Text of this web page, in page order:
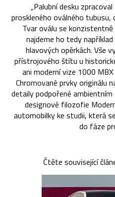
„Palubní desku
proskleného oválného
Tvar oválu se
najdeme ho tedy
hlavových opěrkách. Vše
přístrojového štítu u
ani moderní vize 1000
Chromované prvky originálu
detaily podpořené
designové filozofie
automobilky ke studii, která
do fáze
Čtěte související